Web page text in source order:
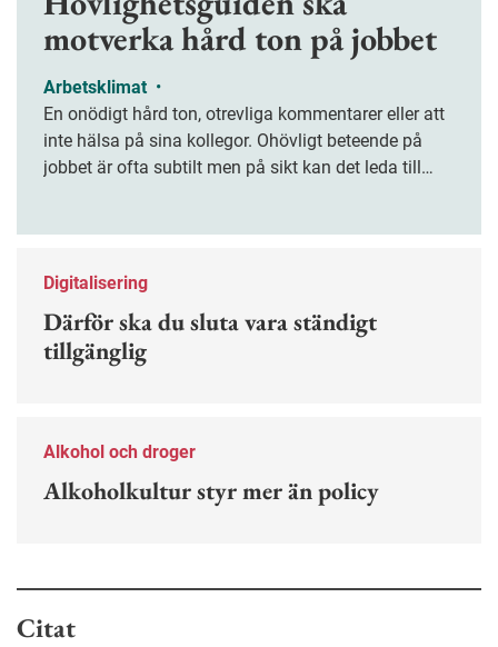
motverka hård ton på jobbet
Arbetsklimat •
En onödigt hård ton, otrevliga kommentarer eller att
inte hälsa på sina kollegor. Ohövligt beteende på
jobbet är ofta subtilt men på sikt kan det leda till
Digitalisering
Därför ska du sluta vara ständigt
tillgänglig
Alkohol och droger
Alkoholkultur styr mer än policy
Citat